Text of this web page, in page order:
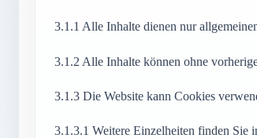
3.1.1 Alle Inhalte dienen nur
3.1.2 Alle Inhalte können ohne
3.1.3 Die Website kann Cookies
3.1.3.1 Weitere Einzelheiten finden Sie